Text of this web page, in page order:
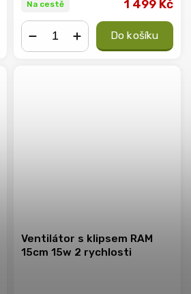
Na cestě 1 499 Kč
Do košíku
Ventilátor s klipsem RAM
15cm 15w 2 rychlosti